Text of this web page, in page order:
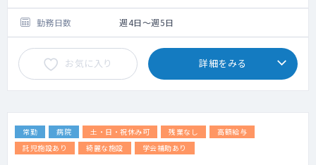
└ 診療体制：1～3診制 ※所属院による
└ 主な患者層：50代以下のビジネスマンや近
隣住民等（50代以下が患者全体の9割）
保険診療9割以上
内科6割・それ以外3割程度
└ 対象年齢：内科・アレルギー科は10歳以
上、皮膚科は6歳以上
ます。
エビデンスに基づくマニュアルが整備されて
勤務日数 週4日～週5日
お気に入り 詳細をみる
常勤 病院 土・日・祝休み可 残業なし
高額給与
託児施設あり
綺麗な施設 学会補助あり